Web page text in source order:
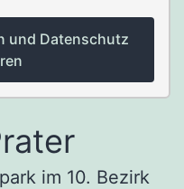
und Datenschutz
im 10. Bezirk